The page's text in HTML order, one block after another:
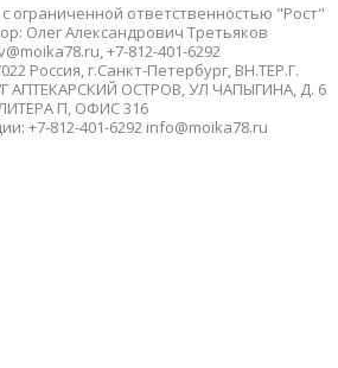
ограниченной ответственностью "Рост"
Олег Александрович Третьяков
+7-812-401-6292
Россия, г.Санкт-Петербург, ВН.ТЕР.Г.
ОСТРОВ, УЛ ЧАПЫГИНА, Д. 6
П, ОФИС 316
+7-812-401-6292 info@moika78.ru